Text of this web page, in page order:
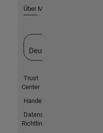
Über MathWorks
Deutschland
Trust
Center
Handelsmarken
Datenschutz-
Richtlinien